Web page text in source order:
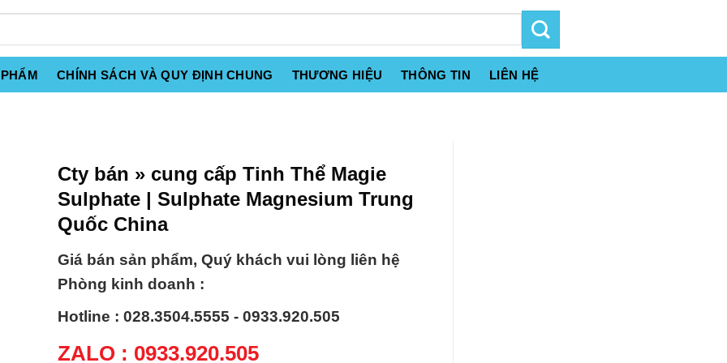
CHÍNH SÁCH VÀ QUY ĐỊNH CHUNG THƯƠNG HIỆU THÔNG TIN LIÊN HỆ
Cty bán » cung cấp Tinh Thể Magie
Sulphate | Sulphate Magnesium Trung
Quốc China
Giá bán sản phẩm, Quý khách vui lòng liên hệ
Phòng kinh doanh :
Hotline : 028.3504.5555 - 0933.920.505
ZALO : 0933.920.505